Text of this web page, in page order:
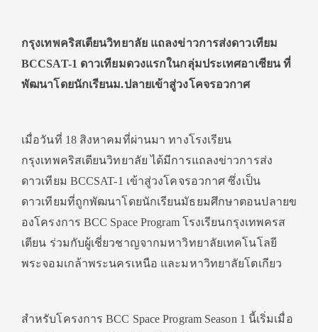
กรุงเทพคริสเตียนวิทยาลัย แถลงข่าวการส่งดาวเทียม
BCCSAT-1 ดาวเทียมดวงแรกในกลุ่มประเทศอาเซียน ที่
พัฒนาโดยนักเรียนม.ปลายเข้าสู่วงโคจรอวกาศ
เมื่อวันที่ 18 สิงหาคมที่ผ่านมา ทางโรงเรียน
กรุงเทพคริสเตียนวิทยาลัย ได้มีการแถลงข่าวการส่ง
ดาวเทียม BCCSAT-1 เข้าสู่วงโคจรอวกาศ ซึ่งเป็น
ดาวเทียมที่ถูกพัฒนาโดยนักเรียนมัธยมศึกษาตอนปลายข
องโครงการ BCC Space Program โรงเรียนกรุงเทพครส
เตียน ร่วมกับผู้เชี่ยวชาญจากมหาวิทยาลัยเทคโนโลยี
พระจอมเกล้าพระนครเหนือ และมหาวิทยาลัยโตเกียว
สำหรับโครงการ BCC Space Program Season 1 นี้เริ่มเมื่อ